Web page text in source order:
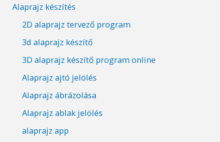
Alaprajz készítés
2D alaprajz tervező program
3d alaprajz készítő
3D alaprajz készítő program online
Alaprajz ajtó jelölés
Alaprajz ábrázolása
Alaprajz ablak jelölés
alaprajz app